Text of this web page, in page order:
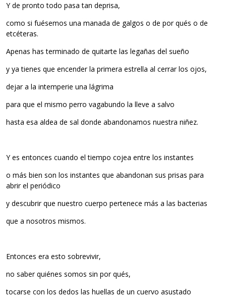
Y de pronto todo pasa tan deprisa,
como si fuésemos una manada de galgos o de por qués o de
etcéteras.
Apenas has terminado de quitarte las legañas del sueño
y ya tienes que encender la primera estrella al cerrar los ojos,
dejar a la intemperie una lágrima
para que el mismo perro vagabundo la lleve a salvo
hasta esa aldea de sal donde abandonamos nuestra niñez.
Y es entonces cuando el tiempo cojea entre los instantes
o más bien son los instantes que abandonan sus prisas para
abrir el periódico
y descubrir que nuestro cuerpo pertenece más a las bacterias
que a nosotros mismos.
Entonces era esto sobrevivir,
no saber quiénes somos sin por qués,
tocarse con los dedos las huellas de un cuervo asustado